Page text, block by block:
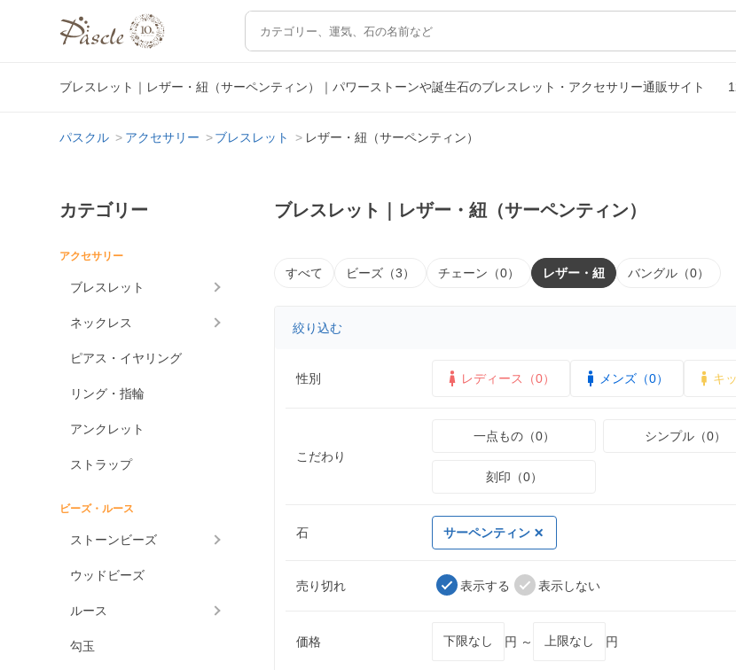
ブレスレット｜レザー・紐（サーペンティン）｜パワーストーンや誕生石のブレスレット・アクセサリー通販サイト
パスクル アクセサリー ブレスレット レザー・紐（サーペンティン）
カテゴリー
アクセサリー
ブレスレット
ネックレス
ピアス・イヤリング
リング・指輪
アンクレット
ストラップ
ビーズ・ルース
ストーンビーズ
ウッドビーズ
ルース
勾玉
ブレスレット｜レザー・紐（サーペンティン）
すべて ビーズ（3） チェーン（0） レザー・紐 バングル（0）
絞り込む
性別 レディース（0） メンズ（0） キ
こだわり
一点もの（0） シンプル（0）
刻印（0）
石 サーペンティン
売り切れ 表示する 表示しない
価格 円 ～ 円